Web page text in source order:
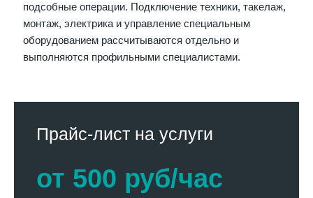
подсобные операции. Подключение техники, такелаж,
монтаж, электрика и управление специальным
оборудованием рассчитываются отдельно и
выполняются профильными специалистами.
Прайс-лист на услуги
от 500 руб/час